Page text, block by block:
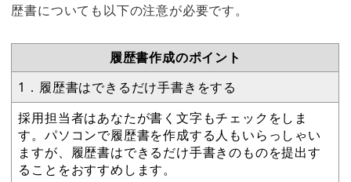
歴書についても以下の注意が必要です。
履歴書作成のポイント
1．履歴書はできるだけ手書きをする
採用担当者はあなたが書く文字もチェックをしま
す。パソコンで履歴書を作成する人もいらっしゃい
ますが、履歴書はできるだけ手書きのものを提出す
ることをおすすめします。